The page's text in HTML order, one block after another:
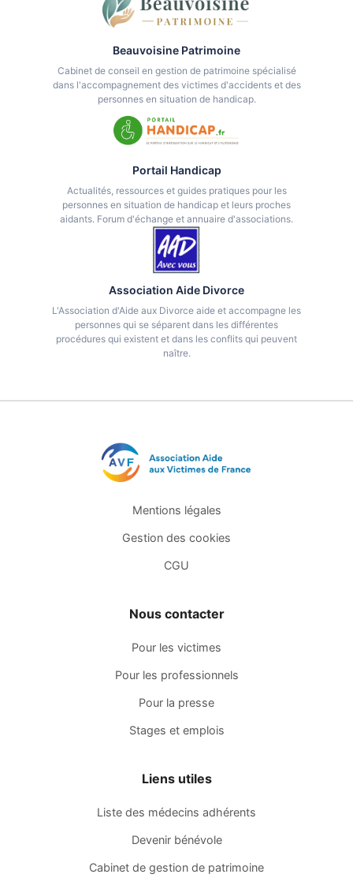
Beauvoisine Patrimoine
Cabinet de conseil en gestion de patrimoine spécialisé
dans l'accompagnement des victimes d'accidents et des
personnes en situation de handicap.
Portail Handicap
Actualités, ressources et guides pratiques pour les
personnes en situation de handicap et leurs proches
aidants. Forum d'échange et annuaire d'associations.
Association Aide Divorce
L'Association d'Aide aux Divorce aide et accompagne les
personnes qui se séparent dans les différentes
procédures qui existent et dans les conflits qui peuvent
naître.
Mentions légales
Gestion des cookies
CGU
Nous contacter
Pour les victimes
Pour les professionnels
Pour la presse
Stages et emplois
Liens utiles
Liste des médecins adhérents
Devenir bénévole
Cabinet de gestion de patrimoine